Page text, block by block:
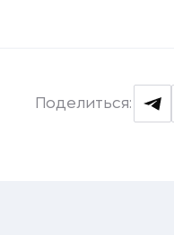
Поделиться: